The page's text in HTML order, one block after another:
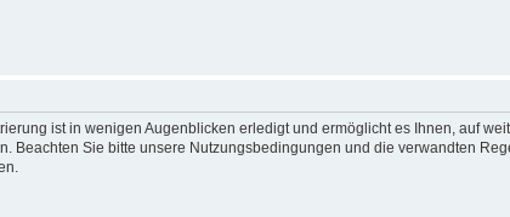
ist in wenigen Augenblicken erledigt und ermöglicht es Ihnen, auf
Sie bitte unsere Nutzungsbedingungen und die verwandten